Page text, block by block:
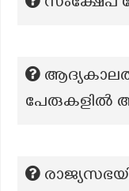
പേരുകളില്‍